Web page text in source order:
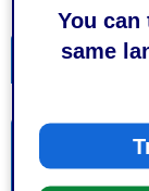
You
same一覧を
前月